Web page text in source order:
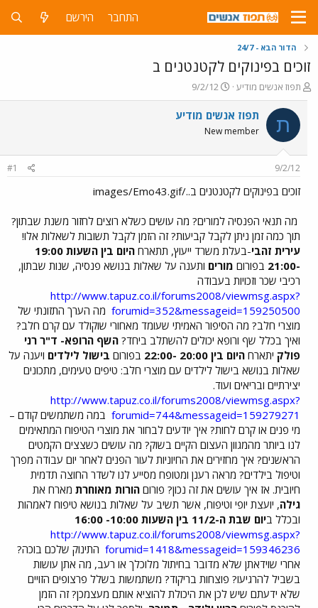
התחבר הירשם
הדור הבא - 24/7
זוכים בפינוקים לקטנטנים ב
פ
ו
ת
ח
ה
ש
א
תפוז אנשים מודיע
פ
ו
ר
ם
ר
9/2/12
ת תפוז אנשים מודיע
New member
9/2/12
#1
זוכים בפינוקים לקטנטנים ב../images/Emo43.gif
מה תנאי הפנסיה למורים? מה עושים כשלא רוצים לחזור משנת שבתון?
תוך כמה זמן ניתן לקבל קביעות? זה הזמן לקבל תשובות לשאלות אלו!
עירית זהבי-בעלת משרד ייעוץ, תתארח
היום בין השעות 19:00
-21:00
בפורום מורים ותענה על שאלות בנושא פנסיה, שנות שבתון,
רכיבי שכר וזכויות בעבודה
http://www.tapuz.co.il/forums2008/viewmsg.aspx?
forumid=352&messageid=159250500 מה הערך התזונתי של
מוצרי חלב? מה הסיפור האמיתי שעומד מאחורי שוקולד עם קרם חלב?
ואיך בכלל שף ורופא יכולים להשתלב ביחד? השף הרופא- ד"ר רני
פולק יתארח היום בין 20:00 -22:00 בפורום בישול לילדים ויענה על
שאלות בנושא בישול לילדים עם מוצרי חלב: טיפים טעימים, מתכונים
יצירתיים ובריאים ועוד.
http://www.tapuz.co.il/forums2008/viewmsg.aspx?
forumid=744&messageid=159279271 במה משתמשים קודם –
מי פנים או קרם לחות? איך יודעים לבחור את מוצרי הטיפוח המתאימים
לנו ביותר מהמגוון העצום הקיים בשוק? מה עושים כשצצים הקמטים
הראשנים? איך מחזירים את החיוניות לעור הפנים לאחר יום עבודה מפרך
וטיפול בילדים? מראה רענן ומטופח מסייע לנו לשדר החוצה תדמית
חיובית. אז איך עושים את זה נכון? פורום הורות מאוחרת מארח את
גילה, יועצת יופי וטיפוח, אשר תשיב על שאלות בנושא טיפוח לאמהות
ובכלל ביום שבת ה-11/2 בין השעות 10:00- 16:00
http://www.tapuz.co.il/forums2008/viewmsg.aspx?
forumid=1418&messageid=159346236 התינוק שלכם בוכה?
אחרי שוידאתן שלא מדובר בחיתול מלוכלך או רעב, מה אתן עושות
בשביל להרגיעו? פוצחות בריקוד? משתמשות בשלל פרצופים הזויים
שלא ידעתם שיש לכן את היכולת להוציא אותם מעצמכן? זה הזמן